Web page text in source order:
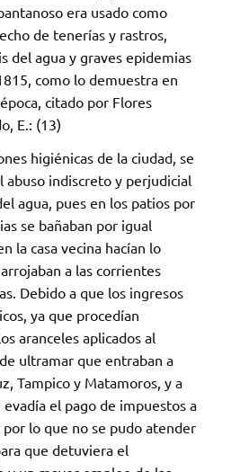
era usado como
de tenerías y rastros,
del agua y graves epidemias
como lo demuestra en
citado por Flores
E.: (13)
higiénicas de la ciudad, se
abuso indiscreto y perjudicial
agua, pues en los patios por
se bañaban por igual
la casa vecina hacían lo
a las corrientes
Debido a que los ingresos
ya que procedían
aranceles aplicados al
ultramar que entraban a
Tampico y Matamoros, y a
el pago de impuestos a
lo que no se pudo atender
que detuviera el